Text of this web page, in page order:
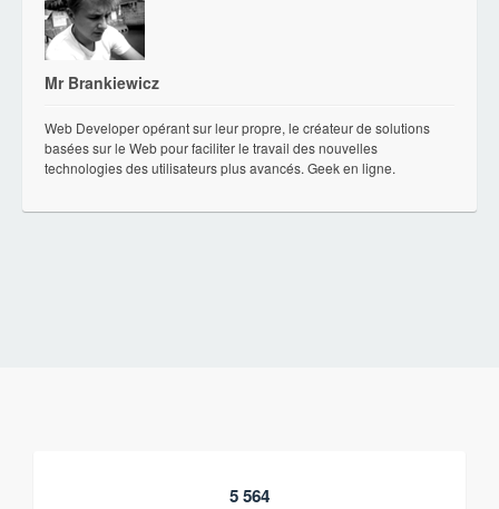
Mr Brankiewicz
Web Developer opérant sur leur propre, le créateur de solutions
basées sur le Web pour faciliter le travail des nouvelles
technologies des utilisateurs plus avancés. Geek en ligne.
5 564